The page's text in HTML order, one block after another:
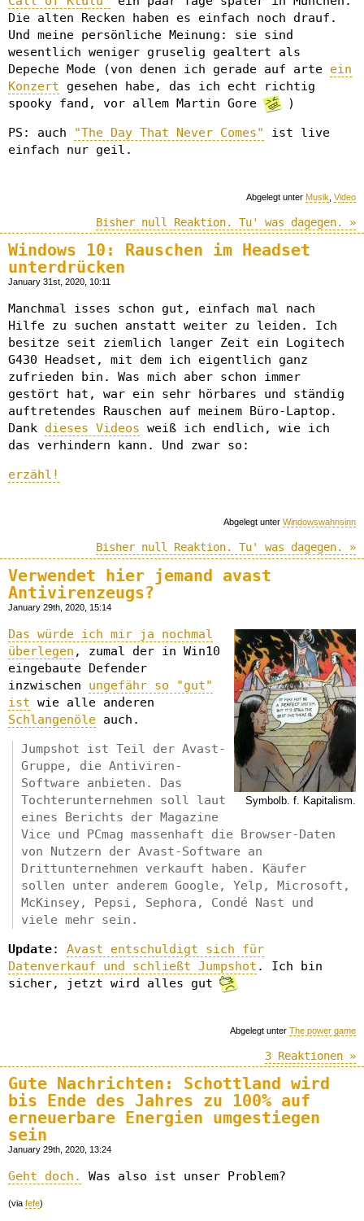
Die alten Recken haben es einfach noch drauf.
Und meine persönliche Meinung: sie sind
wesentlich weniger gruselig gealtert als
Depeche Mode (von denen ich gerade auf arte ein
Konzert gesehen habe, das ich echt richtig
spooky fand, vor allem Martin Gore
)
PS: auch
"The Day That Never Comes"
ist live
einfach nur geil.
Abgelegt unter Musik Video
Bisher null Reaktion. Tu' was dagegen. »
Windows 10: Rauschen im Headset
unterdrücken
January 31st, 2020, 10:11
Manchmal isses schon gut, einfach mal nach
Hilfe zu suchen anstatt weiter zu leiden. Ich
besitze seit ziemlich langer Zeit ein Logitech
G430 Headset, mit dem ich eigentlich ganz
zufrieden bin. Was mich aber schon immer
gestört hat, war ein sehr hörbares und ständig
auftretendes Rauschen auf meinem Büro-Laptop.
Dank dieses Videos weiß ich endlich, wie ich
das verhindern kann. Und zwar so:
erzähl!
Abgelegt unter Windowswahnsinn
Bisher null Reaktion. Tu' was dagegen. »
Verwendet hier jemand avast
Antivirenzeugs?
January 29th, 2020, 15:14
Symbolb. f. Kapitalism.
Das würde ich mir ja nochmal
überlegen , zumal der in Win10
eingebaute Defender
inzwischen ungefähr so "gut"
ist wie alle anderen
Schlangenöle auch.
Jumpshot ist Teil der Avast-
Gruppe, die Antiviren-
Software anbieten. Das
Tochterunternehmen soll laut
eines Berichts der Magazine
Vice und PCmag massenhaft die Browser-Daten
von Nutzern der Avast-Software an
Drittunternehmen verkauft haben. Käufer
sollen unter anderem Google, Yelp, Microsoft,
McKinsey, Pepsi, Sephora, Condé Nast und
viele mehr sein.
Update: Avast entschuldigt sich für
Datenverkauf und schließt Jumpshot . Ich bin
sicher, jetzt wird alles gut
Abgelegt unter The power game
3 Reaktionen »
Gute Nachrichten: Schottland wird
bis Ende des Jahres zu 100% auf
erneuerbare Energien umgestiegen
sein
January 29th, 2020, 13:24
Geht doch. Was also ist unser Problem?
(via fefe)